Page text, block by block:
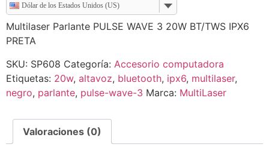
Dólar de los Estados Unidos (US)
Multilaser Parlante PULSE WAVE 3 20W BT/TWS IPX6
PRETA
SKU: SP608 Categoría: Accesorio computadora
Etiquetas: 20w, altavoz, bluetooth, ipx6, multilaser,
negro, parlante, pulse-wave-3 Marca: MultiLaser
Valoraciones (0)